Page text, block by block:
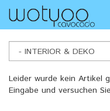
main
content
INTERIOR
Leider wurde kein Artikel
Eingabe und versuchen